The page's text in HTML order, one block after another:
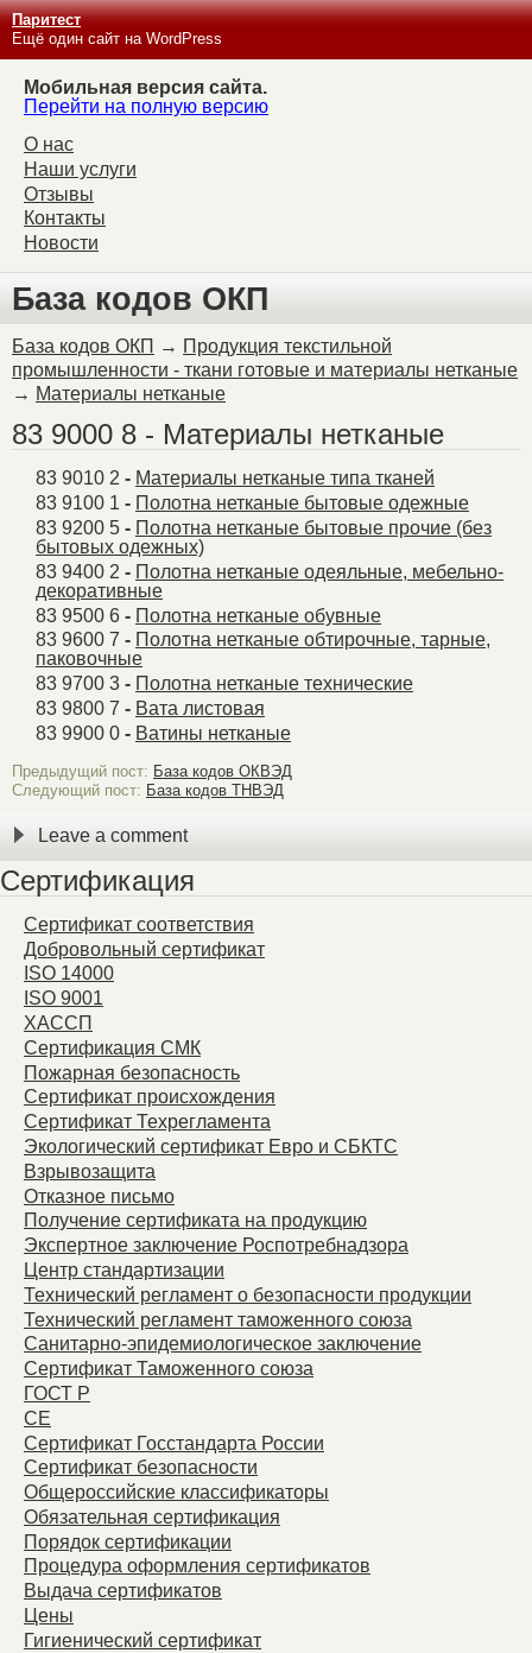
Паритест
Ещё один сайт на WordPress
Мобильная версия сайта.
Перейти на полную версию
О нас
Наши услуги
Отзывы
Контакты
Новости
База кодов ОКП
База кодов ОКП → Продукция текстильной
промышленности - ткани готовые и материалы нетканые
→ Материалы нетканые
83 9000 8 - Материалы нетканые
83 9010 2 - Материалы нетканые типа тканей
83 9100 1 - Полотна нетканые бытовые одежные
83 9200 5 - Полотна нетканые бытовые прочие (без
бытовых одежных)
83 9400 2 - Полотна нетканые одеяльные, мебельно-
декоративные
83 9500 6 - Полотна нетканые обувные
83 9600 7 - Полотна нетканые обтирочные, тарные,
паковочные
83 9700 3 - Полотна нетканые технические
83 9800 7 - Вата листовая
83 9900 0 - Ватины нетканые
Предыдущий пост: База кодов ОКВЭД
Следующий пост: База кодов ТНВЭД
Leave a comment
Сертификация
Сертификат соответствия
Добровольный сертификат
ISO 14000
ISO 9001
ХАССП
Сертификация СМК
Пожарная безопасность
Сертификат происхождения
Сертификат Техрегламента
Экологический сертификат Евро и СБКТС
Взрывозащита
Отказное письмо
Получение сертификата на продукцию
Экспертное заключение Роспотребнадзора
Центр стандартизации
Технический регламент о безопасности продукции
Технический регламент таможенного союза
Санитарно-эпидемиологическое заключение
Сертификат Таможенного союза
ГОСТ Р
СЕ
Сертификат Госстандарта России
Сертификат безопасности
Общероссийские классификаторы
Обязательная сертификация
Порядок сертификации
Процедура оформления сертификатов
Выдача сертификатов
Цены
Гигиенический сертификат